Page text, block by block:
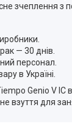
зчеплення з
— 30 днів.
персонал.
в Україні.
Genio V IC
взуття для